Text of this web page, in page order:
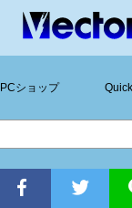
PCショップ